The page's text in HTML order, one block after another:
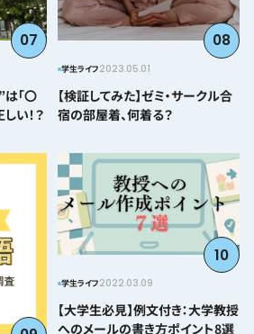
07
「〇
い！？
08
学生ライフ2023.05.01
【検証してみた】ゼミ・サークル合
宿の部屋着、何着る？
10
学生ライフ2022.03.09
【大学生必見】例文付き：大学教授
へのメールの書き方ポイント8選